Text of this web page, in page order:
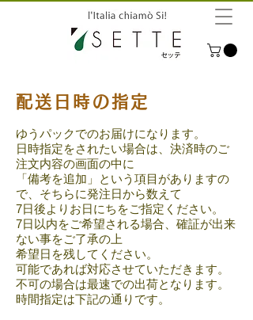
配送日時の指定
ゆうパックでのお届けになります。
日時指定をされたい場合は、決済時のご
注文内容の画面の中に
「備考を追加」という項目がありますの
で、そちらに発注日から数えて
7日後よりお日にちをご指定ください。
7日以内をご希望される場合、確証が出来
ない事をご了承の上
希望日を残してください。
可能であれば対応させていただきます。
不可の場合は最速での出荷となります。​
時間指定は下記の通りです。